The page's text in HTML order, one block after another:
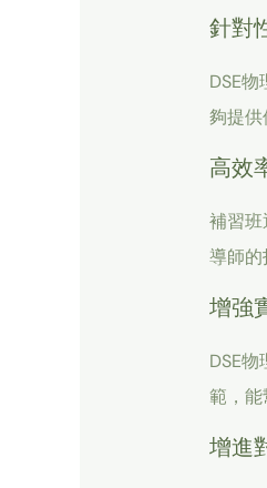
針對
DSE
夠提供
高效
補習
導師的
增強
DSE
範，能
增進